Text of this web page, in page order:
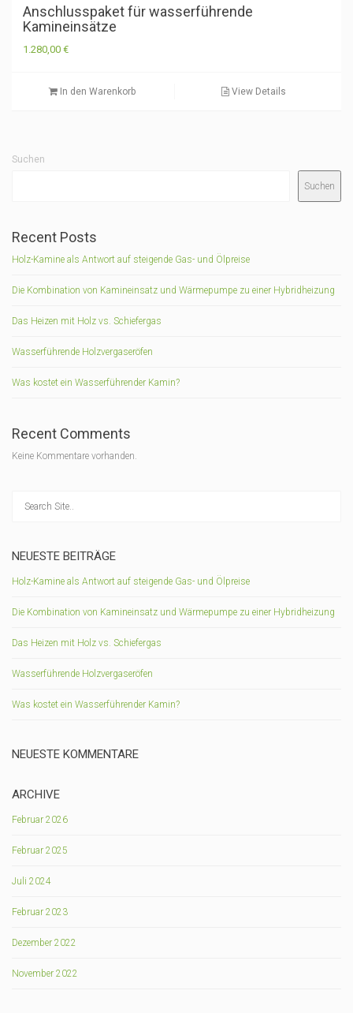
Anschlusspaket für wasserführende
Kamineinsätze
1.280,00 €
In den Warenkorb View Details
Suchen
Suchen
Recent Posts
Holz-Kamine als Antwort auf steigende Gas- und Ölpreise
Die Kombination von Kamineinsatz und Wärmepumpe zu einer Hybridheizung
Das Heizen mit Holz vs. Schiefergas
Wasserführende Holzvergaseröfen
Was kostet ein Wasserführender Kamin?
Recent Comments
Keine Kommentare vorhanden.
NEUESTE BEITRÄGE
Holz-Kamine als Antwort auf steigende Gas- und Ölpreise
Die Kombination von Kamineinsatz und Wärmepumpe zu einer Hybridheizung
Das Heizen mit Holz vs. Schiefergas
Wasserführende Holzvergaseröfen
Was kostet ein Wasserführender Kamin?
NEUESTE KOMMENTARE
ARCHIVE
Februar 2026
Februar 2025
Juli 2024
Februar 2023
Dezember 2022
November 2022